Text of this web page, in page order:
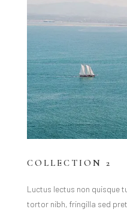
COLLECTION 2
Luctus lectus non quisque
tortor nibh, fringilla sed